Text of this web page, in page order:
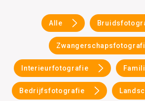
Alle
Interieurfotografie
Bedrijfsfotografie